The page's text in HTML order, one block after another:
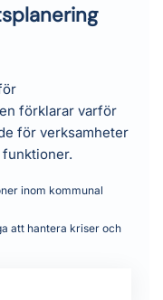
förklarar varför
för verksamheter
inom kommunal
att hantera kriser och